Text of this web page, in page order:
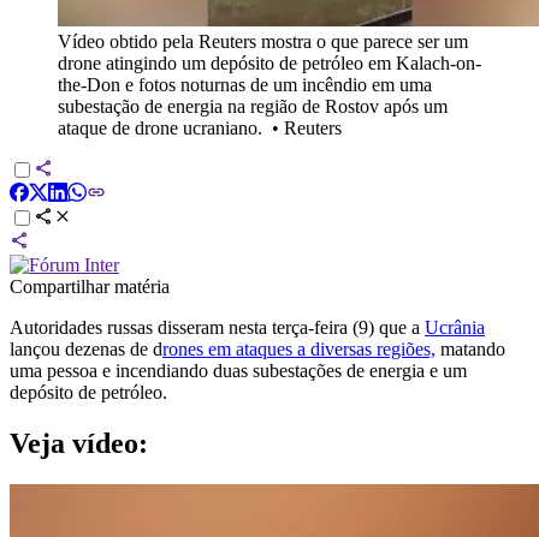
Vídeo obtido pela Reuters mostra o que parece ser um
drone atingindo um depósito de petróleo em Kalach-on-
the-Don e fotos noturnas de um incêndio em uma
subestação de energia na região de Rostov após um
ataque de drone ucraniano. • Reuters
Compartilhar matéria
Autoridades russas disseram nesta terça-feira (9) que a Ucrânia
lançou dezenas de drones em ataques a diversas regiões, matando
uma pessoa e incendiando duas subestações de energia e um
depósito de petróleo.
Veja vídeo: